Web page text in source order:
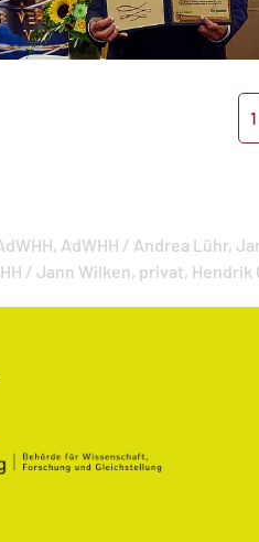
1
AdWHH / Andrea Lühr,
/ Jann Wilken, privat, Hendrik